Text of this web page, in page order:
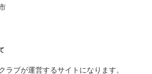
ラブが運営するサイトになります。